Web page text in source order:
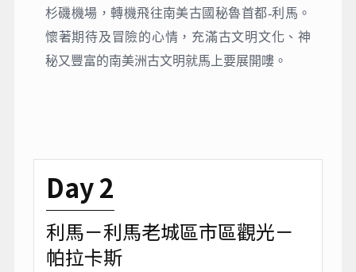
杉磯機場，轉機飛往南美古國秘魯首都-利馬。
懷著期待及冒險的⼼情，充滿古文明文化、神
秘又豐富的南美洲古文明就馬上要展開嘍。
Day 2
利馬－利馬老城區市區觀光－
帕拉卡斯